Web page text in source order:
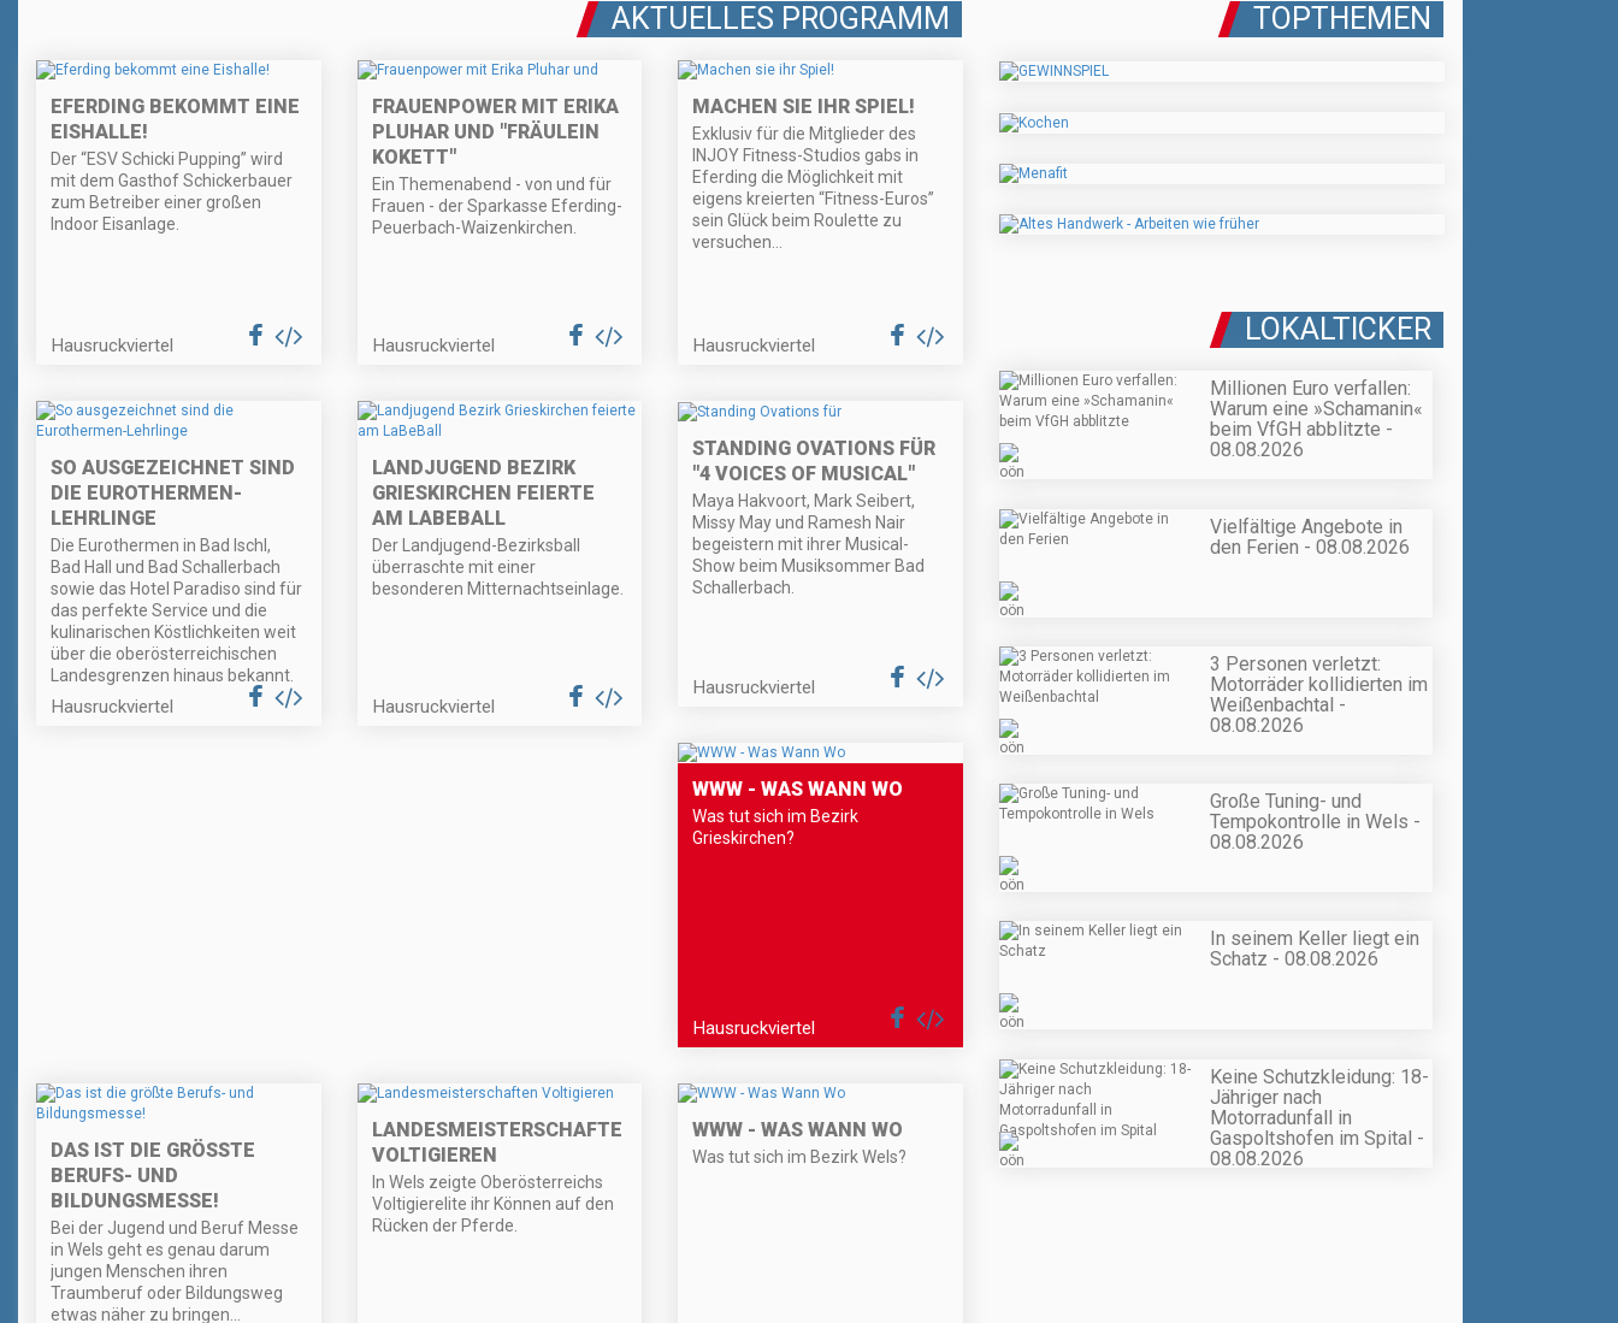
AKTUELLES PROGRAMM
EFERDING BEKOMMT EINE
EISHALLE!
Der “ESV Schicki Pupping” wird
mit dem Gasthof Schickerbauer
zum Betreiber einer großen
Indoor Eisanlage.
Hausruckviertel
FRAUENPOWER MIT ERIKA
PLUHAR UND "FRÄULEIN
KOKETT"
Ein Themenabend - von und für
Frauen - der Sparkasse Eferding-
Peuerbach-Waizenkirchen.
Hausruckviertel
MACHEN SIE IHR SPIEL!
Exklusiv für die Mitglieder des
INJOY Fitness-Studios gabs in
Eferding die Möglichkeit mit
eigens kreierten “Fitness-Euros”
sein Glück beim Roulette zu
versuchen…
Hausruckviertel
SO AUSGEZEICHNET SIND
DIE EUROTHERMEN-
LEHRLINGE
Die Eurothermen in Bad Ischl,
Bad Hall und Bad Schallerbach
sowie das Hotel Paradiso sind für
das perfekte Service und die
kulinarischen Köstlichkeiten weit
über die oberösterreichischen
Landesgrenzen hinaus bekannt.
Hausruckviertel
LANDJUGEND BEZIRK
GRIESKIRCHEN FEIERTE
AM LABEBALL
Der Landjugend-Bezirksball
überraschte mit einer
besonderen Mitternachtseinlage.
Hausruckviertel
STANDING OVATIONS FÜR
"4 VOICES OF MUSICAL"
Maya Hakvoort, Mark Seibert,
Missy May und Ramesh Nair
begeistern mit ihrer Musical-
Show beim Musiksommer Bad
Schallerbach.
Hausruckviertel
WWW - WAS WANN WO
Was tut sich im Bezirk
Grieskirchen?
Hausruckviertel
DAS IST DIE GRÖSSTE B
ERUFS- UND B
ILDUNGSMESSE!
Bei der Jugend und Beruf Messe
in Wels geht es genau darum
jungen Menschen ihren
Traumberuf oder Bildungsweg
etwas näher zu bringen...
LANDESMEISTERSCHAFTEN
VOLTIGIEREN
In Wels zeigte Oberösterreichs
Voltigierelite ihr Können auf den
Rücken der Pferde.
WWW - WAS WANN WO
Was tut sich im Bezirk Wels?
TOPTHEMEN
LOKALTICKER
Millionen Euro verfallen:
Warum eine »Schamanin«
beim VfGH abblitzte -
08.08.2026
Vielfältige Angebote in
den Ferien - 08.08.2026
3 Personen verletzt:
Motorräder kollidierten im
Weißenbachtal -
08.08.2026
Große Tuning- und
Tempokontrolle in Wels -
08.08.2026
In seinem Keller liegt ein
Schatz - 08.08.2026
Keine Schutzkleidung: 18-
Jähriger nach
Motorradunfall in
Gaspoltshofen im Spital -
08.08.2026